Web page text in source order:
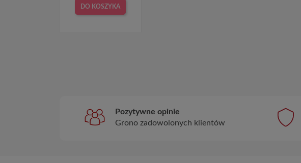
DO KOSZYKA
Pozytywne opinie
Grono zadowolonych klientów